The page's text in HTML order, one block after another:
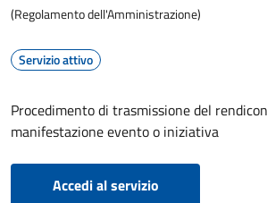
(Regolamento dell'Amministrazione)
Servizio attivo
Procedimento di trasmissione del
manifestazione evento o iniziativa
Accedi al servizio